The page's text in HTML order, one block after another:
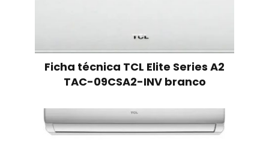
Ficha técnica TCL Elite Series A2
TAC-09CSA2-INV branco